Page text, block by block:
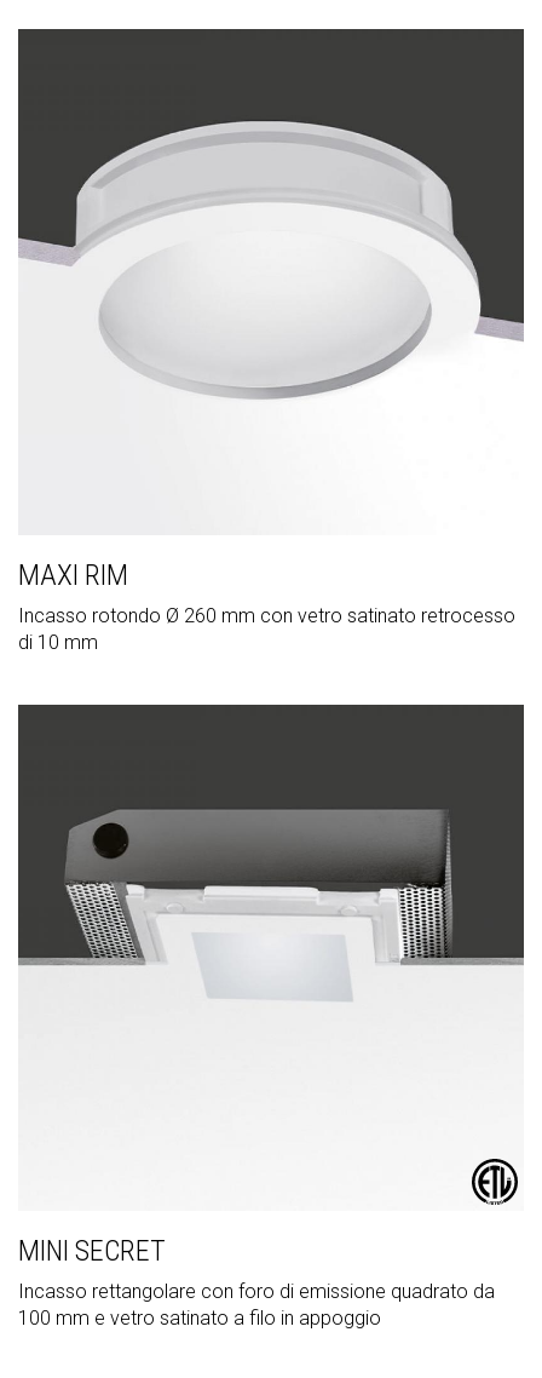
MAXI RIM
Incasso rotondo Ø 260 mm con vetro satinato retrocesso
di 10 mm
MINI SECRET
Incasso rettangolare con foro di emissione quadrato da
100 mm e vetro satinato a filo in appoggio